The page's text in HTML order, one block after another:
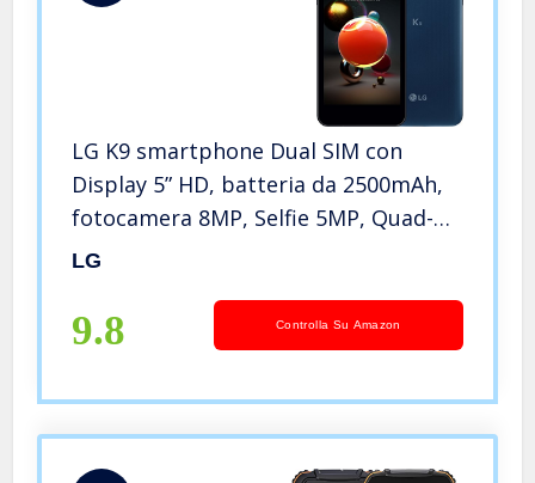
LG K9 smartphone Dual SIM con
Display 5” HD, batteria da 2500mAh,
fotocamera 8MP, Selfie 5MP, Quad-
Core 1.3GHz, Memoria 16GB, 2GB
Blue [Italia]
LG
9.8 Controlla Su Amazon